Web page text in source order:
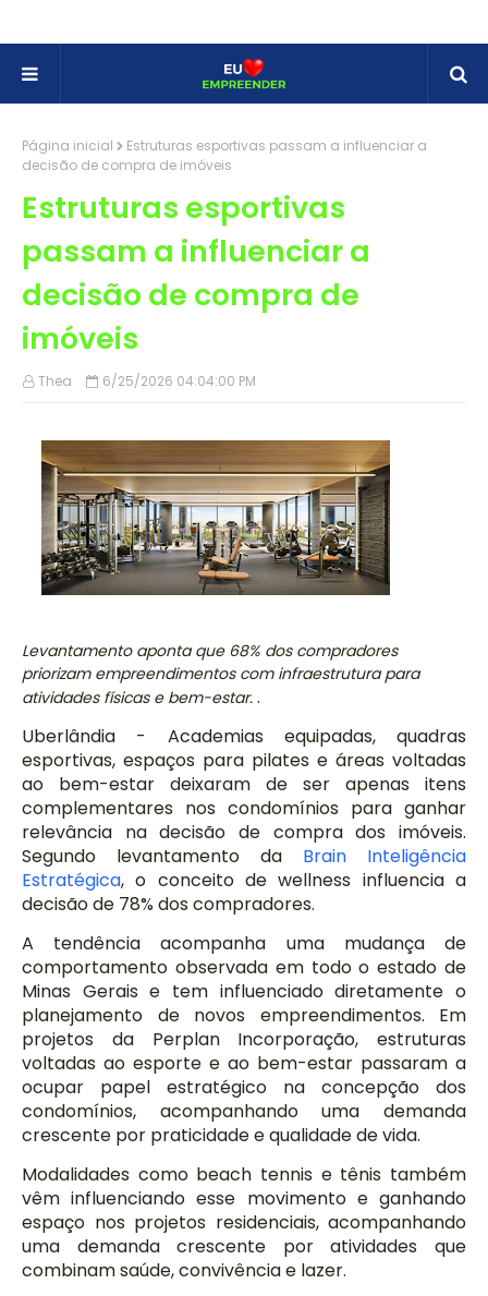
Página inicial
Estruturas esportivas passam a influenciar a
decisão de compra de imóveis
Estruturas esportivas
passam a influenciar a
decisão de compra de
imóveis
Thea 6/25/2026 04:04:00 PM
Levantamento aponta que 68% dos compradores
priorizam empreendimentos com infraestrutura para
atividades físicas e bem-estar. .
Uberlândia - Academias equipadas, quadras
esportivas, espaços para pilates e áreas voltadas
ao bem-estar deixaram de ser apenas itens
complementares nos condomínios para ganhar
relevância na decisão de compra dos imóveis.
Segundo levantamento da Brain Inteligência
Estratégica, o conceito de wellness influencia a
decisão de 78% dos compradores.
A tendência acompanha uma mudança de
comportamento observada em todo o estado de
Minas Gerais e tem influenciado diretamente o
planejamento de novos empreendimentos. Em
projetos da Perplan Incorporação, estruturas
voltadas ao esporte e ao bem-estar passaram a
ocupar papel estratégico na concepção dos
condomínios, acompanhando uma demanda
crescente por praticidade e qualidade de vida.
Modalidades como beach tennis e tênis também
vêm influenciando esse movimento e ganhando
espaço nos projetos residenciais, acompanhando
uma demanda crescente por atividades que
combinam saúde, convivência e lazer.